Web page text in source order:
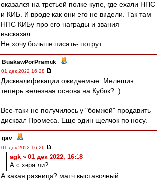
оказался на третьей полке купе, где ехали НПС
и КИБ. И вроде как они его не видели. Так там
НПС КИБу про его награды и звания
высказал...
Не хочу больше писать- потрут
BuakawPorPramuk -
01 дек 2022 16:28
Дисквалификации ожидаемые. Мелешин
теперь железная основа на Кубок? :)
Все-таки не получилось у "бомжей" продавить
дисквал Промеса. Еще один щелчок по носу.
gav -
01 дек 2022 16:26
agk » 01 дек 2022, 16:18
А с хера ли?
А какая разница? матч выставочный